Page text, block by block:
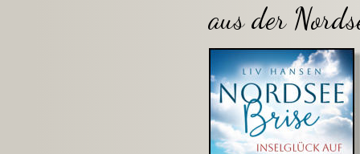
aus der